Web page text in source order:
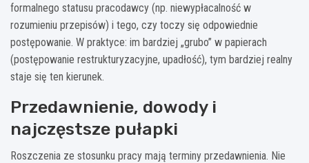
formalnego statusu pracodawcy (np. niewypłacalność w
rozumieniu przepisów) i tego, czy toczy się odpowiednie
postępowanie. W praktyce: im bardziej „grubo” w papierach
(postępowanie restrukturyzacyjne, upadłość), tym bardziej realny
staje się ten kierunek.
Przedawnienie, dowody i
najczęstsze pułapki
Roszczenia ze stosunku pracy mają terminy przedawnienia. Nie